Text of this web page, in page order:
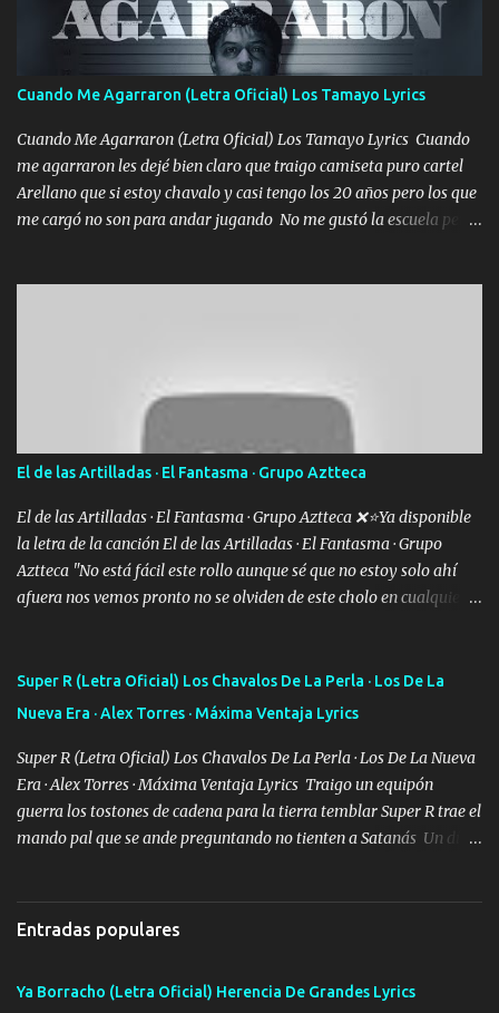
los versos que voy cantando (Music) A vido alta y bajas La carreta
se atora Pero nunca le aflojamos Ya me han pasado cosas Y
aunque ustedes no sepan Pero la vida es muy corta Hay que
echarle chingazos Y seguir trabajando porque nada es...
Cuando Me Agarraron (Letra Oficial) Los Tamayo Lyrics
Cuando Me Agarraron (Letra Oficial) Los Tamayo Lyrics Cuando
me agarraron les dejé bien claro que traigo camiseta puro cartel
Arellano que si estoy chavalo y casi tengo los 20 años pero los que
me cargó no son para andar jugando No me gustó la escuela pero
Ando en la colonia bien acelerado traigo un M2 que nunca me ha
fallado para mi compadre mandó un fuerte abrazo también al
Especial sabe que lo apreciamos En los mejores antros me verán
tomando con mujeres hermosas y botellas destapando siempre
bien cuidado bien atrabancado y a los que me conocen ya saben de
lo que hablo Entre lob...
El de las Artilladas · El Fantasma · Grupo Aztteca
El de las Artilladas · El Fantasma · Grupo Aztteca ❌⭐Ya disponible
la letra de la canción El de las Artilladas · El Fantasma · Grupo
Aztteca "No está fácil este rollo aunque sé que no estoy solo ahí
afuera nos vemos pronto no se olviden de este cholo en cualquier
equipo quedó afuera" Letra original de www.elnorteduro.com
"Bien al tiro la plebada siempre listos pa la gu'erra y a mi
como soy" "El jefe ondeado buena escuela nos dejó y firmes
compadre avestruz hay le va un saludon que sigan las artilladas
en acción" Música "No hace falta ni mi apodo porque ya saben qué
rollo se escuchaba este loco les iba a durar muy poco cuando
Super R (Letra Oficial) Los Chavalos De La Perla · Los De La
Nueva Era · Alex Torres · Máxima Ventaja Lyrics
Super R (Letra Oficial) Los Chavalos De La Perla · Los De La Nueva
Era · Alex Torres · Máxima Ventaja Lyrics Traigo un equipón
guerra los tostones de cadena para la tierra temblar Super R trae el
mando pal que se ande preguntando no tienten a Satanás Un día
si les voy a p'elear POR EL SEÑOR DE LOS GALLOS saben que la
vida damos ya se lo fui a demostrar por ahí me ven bien equipado
lo que se ofrezca con el UNO EL DOS Y EL TRES Y de la MB soy
Entradas populares
Ya Borracho (Letra Oficial) Herencia De Grandes Lyrics